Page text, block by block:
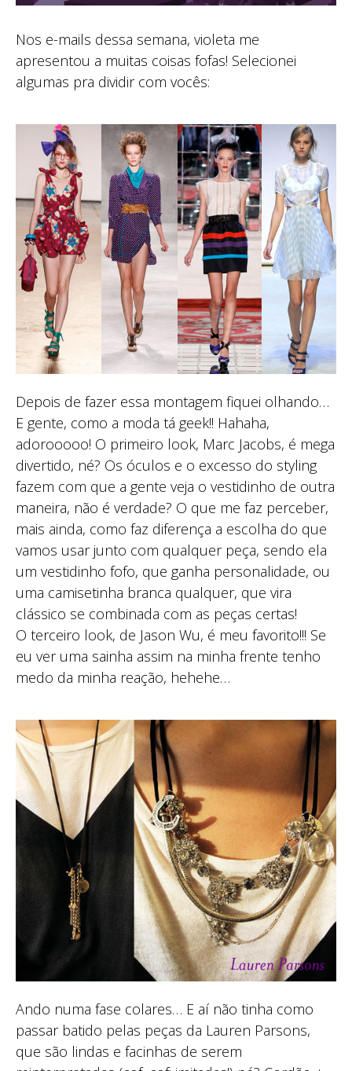
Nos e-mails dessa semana, violeta me
apresentou a muitas coisas fofas! Selecionei
algumas pra dividir com vocês:
Depois de fazer essa montagem fiquei olhando…
E gente, como a moda tá geek!! Hahaha,
adorooooo! O primeiro look, Marc Jacobs, é mega
divertido, né? Os óculos e o excesso do styling
fazem com que a gente veja o vestidinho de outra
maneira, não é verdade? O que me faz perceber,
mais ainda, como faz diferença a escolha do que
vamos usar junto com qualquer peça, sendo ela
um vestidinho fofo, que ganha personalidade, ou
uma camisetinha branca qualquer, que vira
clássico se combinada com as peças certas!
O terceiro look, de Jason Wu, é meu favorito!!! Se
eu ver uma sainha assim na minha frente tenho
medo da minha reação, hehehe…
Ando numa fase colares… E aí não tinha como
passar batido pelas peças da Lauren Parsons,
que são lindas e facinhas de serem